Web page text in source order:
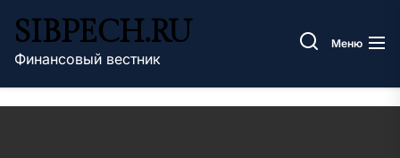
содержимому
SIBPECH.RU
Финансовый вестник
Меню